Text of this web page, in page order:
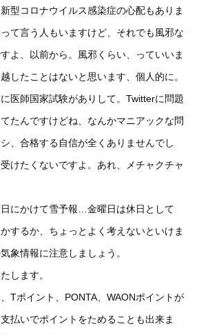
型コロナウイルス感染症の心配もありま
て言う人もいますけど、それでも風邪な
よ、以前から。風邪くらい、っていいま
したことはないと思います、個人的に。
医師国家試験がありして。Twitterに問題
たんですけどね、なんかマニアックな問
、合格する自信が全くありませんでし
けたくないですよ。あれ、メチャクチャ
にかけて雪予報…金曜日は休日として
するか、ちょっとよく考えないといけま
象情報に注意しましょう。
します。
Tポイント、PONTA、WAONポイントが
払いでポイントをためることも出来ま